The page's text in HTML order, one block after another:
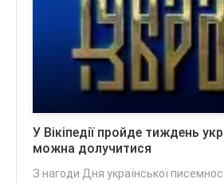
У Вікіпедії пройде тиждень
можна долучитися
З нагоди Дня української